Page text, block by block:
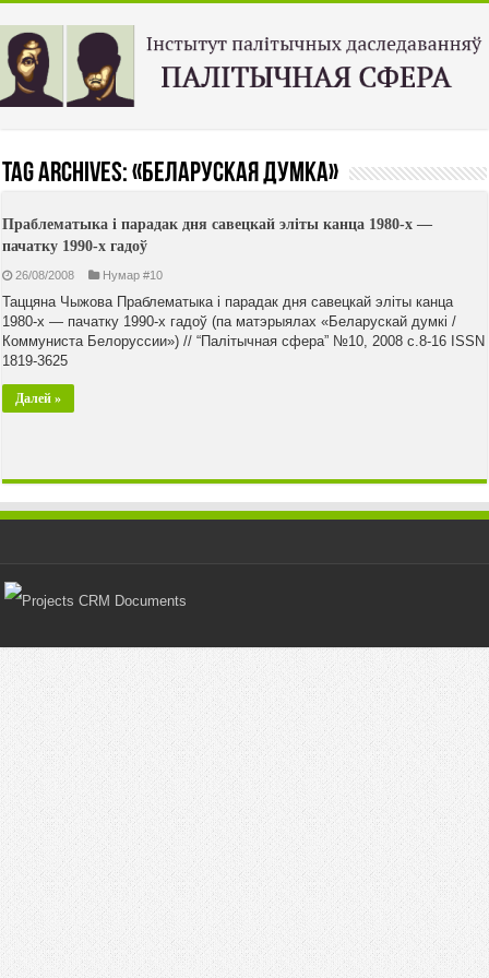
Tag Archives:«Беларуская думка»
Праблематыка і парадак дня савецкай эліты канца 1980-х —
пачатку 1990-х гадоў
26/08/2008 Нумар #10
Таццяна Чыжова Праблематыка і парадак дня савецкай эліты канца
1980-х — пачатку 1990-х гадоў (па матэрыялах «Беларускай думкі /
Коммуниста Белоруссии») // “Палiтычная сфера” №10, 2008 с.8-16 ISSN
1819-3625
Далей »